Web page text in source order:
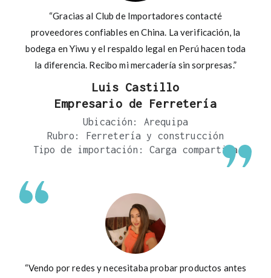
“Gracias al Club de Importadores contacté
proveedores confiables en China. La verificación, la
bodega en Yiwu y el respaldo legal en Perú hacen toda
la diferencia. Recibo mi mercadería sin sorpresas.”
Luis Castillo
Empresario de Ferretería
Ubicación: Arequipa
Rubro: Ferretería y construcción
Tipo de importación: Carga compartida
“Vendo por redes y necesitaba probar productos antes